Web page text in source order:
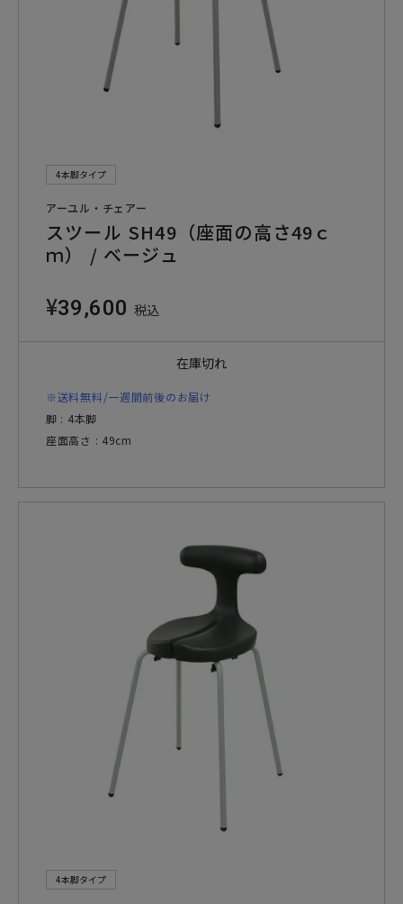
4本脚タイプ
アーユル・チェアー
スツール SH49（座面の高さ49ｃ
ｍ） / ベージュ
¥39,600 税込
在庫切れ
※送料無料/一週間前後のお届け
脚 : 4本脚
座面高さ : 49cm
4本脚タイプ